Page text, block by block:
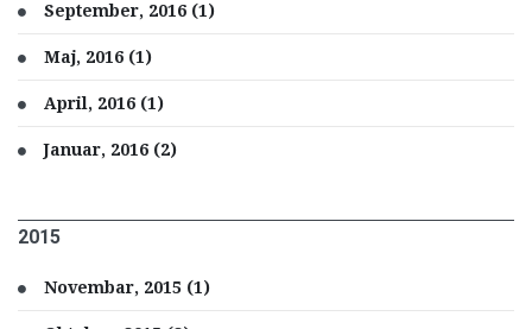
September, 2016 (1)
Maj, 2016 (1)
April, 2016 (1)
Januar, 2016 (2)
2015
Novembar, 2015 (1)